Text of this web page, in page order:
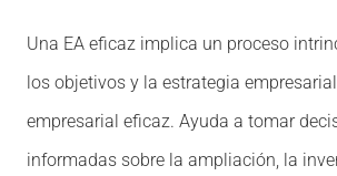
Una EA eficaz implica un proceso
los objetivos y la estrategia
empresarial eficaz. Ayuda a tomar
informadas sobre la ampliación, la